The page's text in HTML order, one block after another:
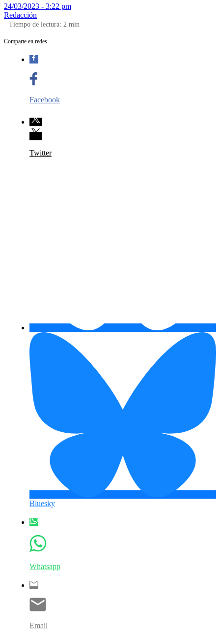
24/03/2023 - 3:22 pm
Redacción
Tiempo de lectura: 2 min
Comparte en redes
Facebook
Twitter
Bluesky
Whatsapp
Email